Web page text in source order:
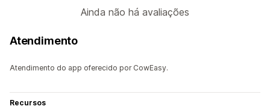
Ainda não há avaliações
Atendimento
Atendimento do app oferecido por CowEasy.
Recursos